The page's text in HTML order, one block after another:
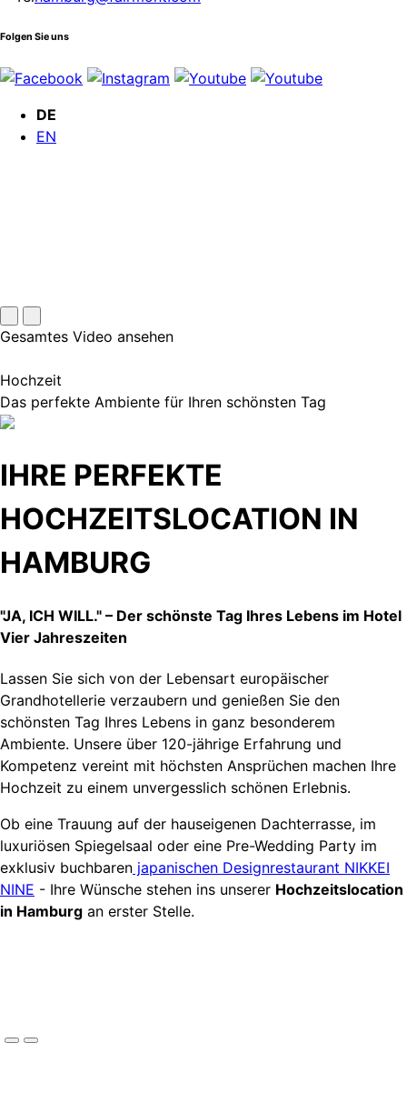
Folgen Sie uns
DE
EN
Gesamtes Video ansehen
Hochzeit
Das perfekte Ambiente für Ihren schönsten Tag
IHRE PERFEKTE
HOCHZEITSLOCATION IN
HAMBURG
"JA, ICH WILL." – Der schönste Tag Ihres Lebens im Hotel
Vier Jahreszeiten
Lassen Sie sich von der Lebensart europäischer
Grandhotellerie verzaubern und genießen Sie den
schönsten Tag Ihres Lebens in ganz besonderem
Ambiente. Unsere über 120-jährige Erfahrung und
Kompetenz vereint mit höchsten Ansprüchen machen Ihre
Hochzeit zu einem unvergesslich schönen Erlebnis.
Ob eine Trauung auf der hauseigenen Dachterrasse, im
luxuriösen Spiegelsaal oder eine Pre-Wedding Party im
exklusiv buchbaren japanischen Designrestaurant NIKKEI
NINE - Ihre Wünsche stehen ins unserer Hochzeitslocation
in Hamburg an erster Stelle.